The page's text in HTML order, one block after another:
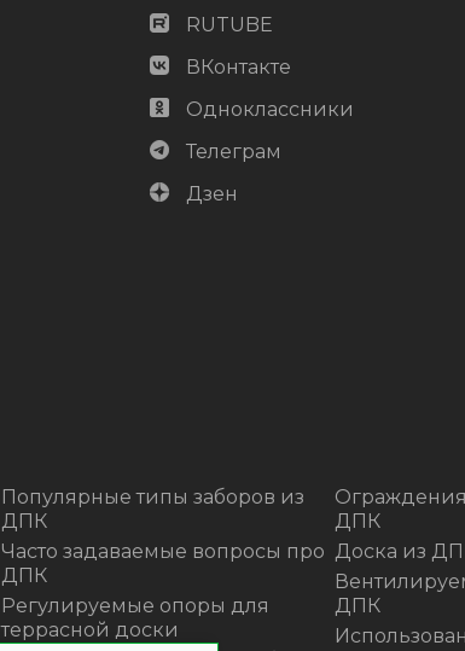
RUTUBE
ВКонтакте
Одноклассники
Телеграм
Дзен
Популярные типы заборов из
ДПК
Часто задаваемые вопросы про
ДПК
Регулируемые опоры для
террасной доски
ДПК
Доска из
ДПК